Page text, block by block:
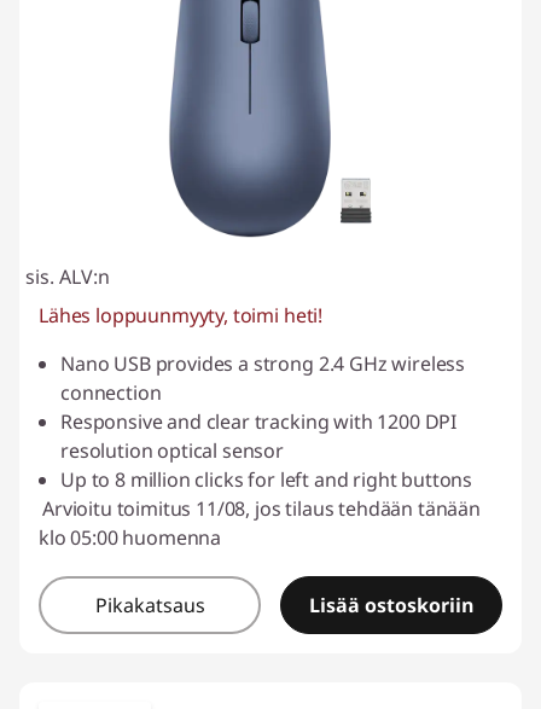
sis. ALV:n
Lähes loppuunmyyty, toimi heti!
Nano USB provides a strong 2.4 GHz wireless
connection
Responsive and clear tracking with 1200 DPI
resolution optical sensor
Up to 8 million clicks for left and right buttons
Arvioitu toimitus 11/08, jos tilaus tehdään tänään
klo 05:00 huomenna
Pikakatsaus Lisää ostoskoriin